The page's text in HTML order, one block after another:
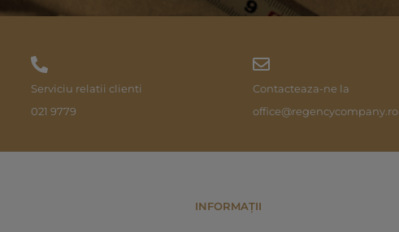
Serviciu relatii clienti
021 9779
Contacteaza-ne la
office@regencycompany.ro
INFORMAȚII